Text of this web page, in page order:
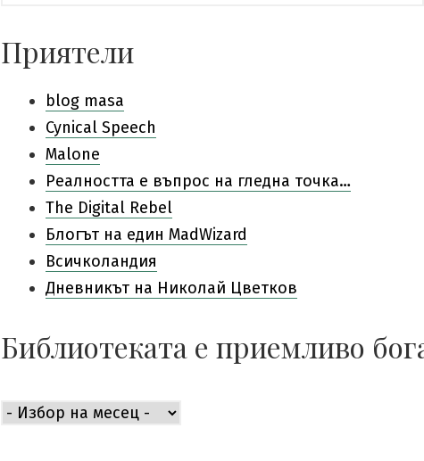
Приятели
blog masa
Cynical Speech
Malone
Pеалността е въпрос на гледна точка…
The Digital Rebel
Блогът на един MadWizard
Всичколандия
Дневникът на Николай Цветков
Библиотеката е приемливо
е